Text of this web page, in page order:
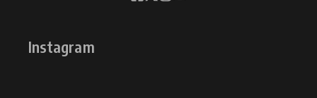
Instagram